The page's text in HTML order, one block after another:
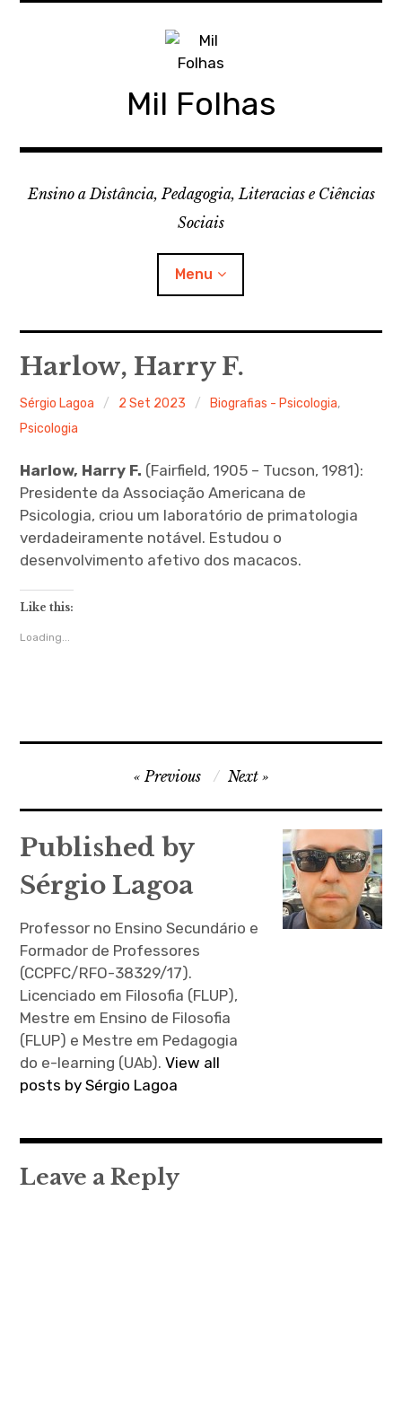
Mil Folhas
Ensino a Distância, Pedagogia, Literacias e Ciências
Sociais
Menu
CDD
Ferramentas Digitais
Blog
Glossário de Psicologia
Psicologia – Biografias
Harlow, Harry F.
Sérgio Lagoa 2 Set 2023 Biografias - Psicologia,
Psicologia
Harlow, Harry F. (Fairfield, 1905 – Tucson, 1981):
Presidente da Associação Americana de
Psicologia, criou um laboratório de primatologia
verdadeiramente notável. Estudou o
desenvolvimento afetivo dos macacos.
Like this:
Loading...
Navegação
de
artigos
Previous Next
Published by
Sérgio Lagoa
Professor no Ensino Secundário e
Formador de Professores
(CCPFC/RFO-38329/17).
Licenciado em Filosofia (FLUP),
Mestre em Ensino de Filosofia
(FLUP) e Mestre em Pedagogia
do e-learning (UAb).View all
posts by Sérgio Lagoa
Leave a Reply